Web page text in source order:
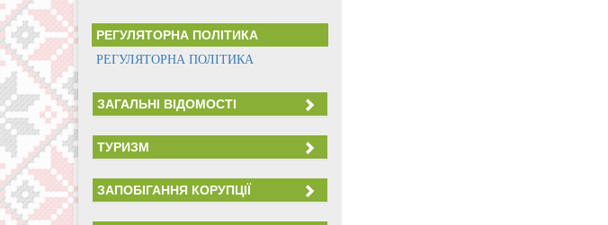
РЕГУЛЯТОРНА ПОЛІТИКА
РЕГУЛЯТОРНА ПОЛІТИКА
ЗАГАЛЬНІ ВІДОМОСТІ
ТУРИЗМ
ЗАПОБІГАННЯ КОРУПЦІЇ